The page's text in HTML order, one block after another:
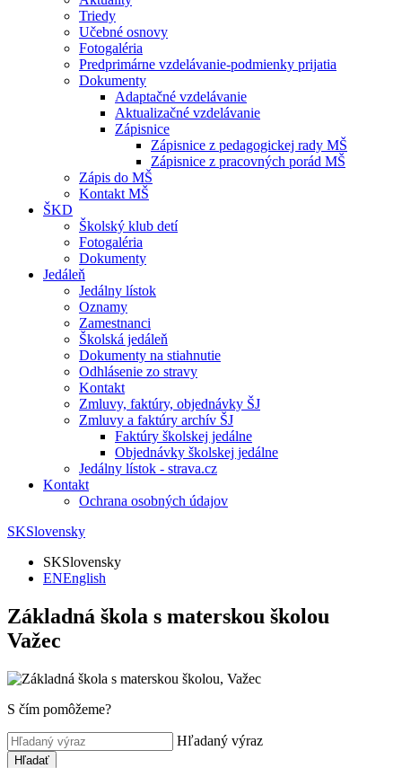
Triedy
Učebné osnovy
Fotogaléria
Predprimárne vzdelávanie-podmienky prijatia
Dokumenty
Adaptačné vzdelávanie
Aktualizačné vzdelávanie
Zápisnice
Zápisnice z pedagogickej rady MŠ
Zápisnice z pracovných porád MŠ
Zápis do MŠ
Kontakt MŠ
ŠKD
Školský klub detí
Fotogaléria
Dokumenty
Jedáleň
Jedálny lístok
Oznamy
Zamestnanci
Školská jedáleň
Dokumenty na stiahnutie
Odhlásenie zo stravy
Kontakt
Zmluvy, faktúry, objednávky ŠJ
Zmluvy a faktúry archív ŠJ
Faktúry školskej jedálne
Objednávky školskej jedálne
Jedálny lístok - strava.cz
Kontakt
Ochrana osobných údajov
SKSlovensky
SKSlovensky
ENEnglish
Základná škola s materskou školou
Važec
S čím pomôžeme?
Hľadaný výraz
Hľadať